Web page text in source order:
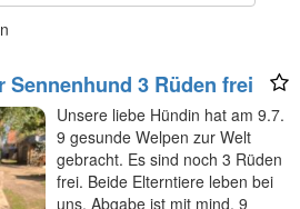
Sennenhund 3 Rüden frei
Unsere liebe Hündin hat am 9.7.
9 gesunde Welpen zur Welt
gebracht. Es sind noch 3 Rüden
frei. Beide Elterntiere leben bei
uns. Abgabe ist mit mind. 9